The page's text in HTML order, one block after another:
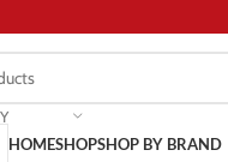
HOMESHOPSHOP BY BRAND